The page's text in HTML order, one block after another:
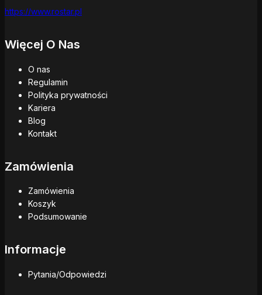
https://www.rostar.pl
Więcej O Nas
O nas
Regulamin
Polityka prywatności
Kariera
Blog
Kontakt
Zamówienia
Zamówienia
Koszyk
Podsumowanie
Informacje
Pytania/Odpowiedzi